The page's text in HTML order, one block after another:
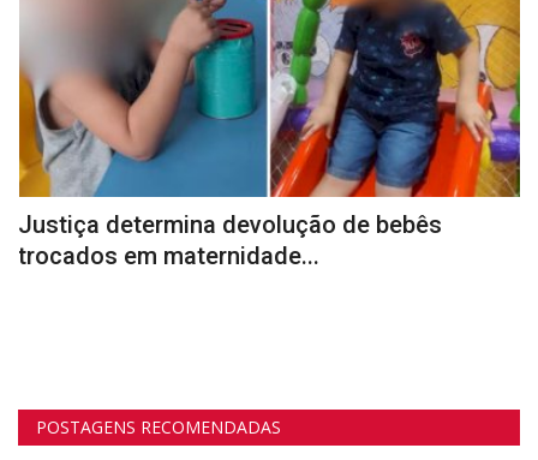
Justiça determina devolução de bebês
trocados em maternidade...
POSTAGENS RECOMENDADAS